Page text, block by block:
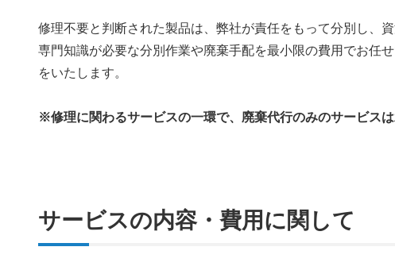
修理不要と判断された製品は、弊社が責任をもって分別し、
専門知識が必要な分別作業や廃棄手配を最小限の費用でお任
をいたします。
※修理に関わるサービスの一環で、廃棄代行のみのサービス
サービスの内容・費用に関して